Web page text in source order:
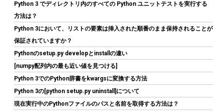
ORICO M.2 NVMe SSD 外付けケース USB 3.2 Gen2 10Gbps高速
データ転送 NVMe/PCIE 対応2230/2242/2260/2280 SSD ケース
M2 SSD 外付けケース 8TB容量に対応 UASPサポート ABS+アルミ
材質 黑 M2PV-BK
Python 3 でディレクトリ内のすべての Python ユニットテストを実行する
方法は？
Python 3において、リストの要素は挿入された順番のまま保持されることが
保証されていますか？
Pythonのsetup.py developとinstallの違い
[numpy配列内の最も近い値を見つける]
Python 3でのPython辞書をkwargsに変換する方法
Python 3の[python setup.py uninstall]について
現在実行中のPythonファイルのパスと名前を取得する方法は？